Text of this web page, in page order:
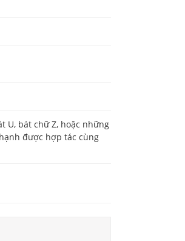
U, bát chữ Z, hoặc những
được hợp tác cùng